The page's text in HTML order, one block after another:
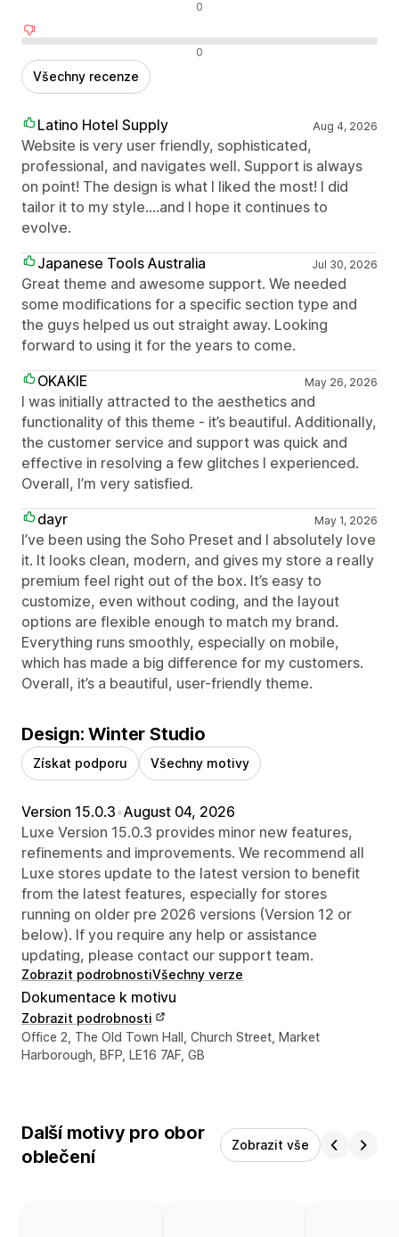
0
0
Všechny recenze
Latino Hotel Supply Aug 4, 2026
Website is very user friendly, sophisticated,
professional, and navigates well. Support is always
on point! The design is what I liked the most! I did
tailor it to my style....and I hope it continues to
evolve.
Japanese Tools Australia
Jul 30, 2026
Great theme and awesome support. We needed
some modifications for a specific section type and
the guys helped us out straight away. Looking
forward to using it for the years to come.
OKAKIE
May 26, 2026
I was initially attracted to the aesthetics and
functionality of this theme - it’s beautiful. Additionally,
the customer service and support was quick and
effective in resolving a few glitches I experienced.
Overall, I’m very satisfied.
dayr
May 1, 2026
I’ve been using the Soho Preset and I absolutely love
it. It looks clean, modern, and gives my store a really
premium feel right out of the box. It’s easy to
customize, even without coding, and the layout
options are flexible enough to match my brand.
Everything runs smoothly, especially on mobile,
which has made a big difference for my customers.
Overall, it’s a beautiful, user-friendly theme.
Design: Winter Studio
Získat podporu Všechny motivy
Version 15.0.3•August 04, 2026
Luxe Version 15.0.3 provides minor new features,
refinements and improvements. We recommend all
Luxe stores update to the latest version to benefit
from the latest features, especially for stores
running on older pre 2026 versions (Version 12 or
below). If you require any help or assistance
updating, please contact our support team.
Zobrazit podrobnostiVšechny verze
Dokumentace k motivu
Zobrazit podrobnosti
Kontaktní údaje designéra
Office 2, The Old Town Hall, Church Street, Market
Harborough, BFP, LE16 7AF, GB
Další motivy pro obor
oblečení
Zobrazit vše